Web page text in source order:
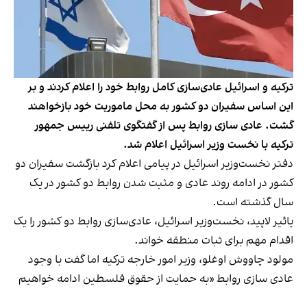
ترکیه و اسرائیل عادی‌سازی کامل روابط خود را اعلام کردند و بر
این اساس سفیران دو کشور به محل ماموریت خود بازخواهند
گشت. عادی سازی روابط پس از گفتگوی تلفنی رییس جمهور
ترکیه با نخست وزیر اسرائیل اعلام شد.
دفتر نخست‌وزیر اسرائیل در پیامی اعلام کرد بازگشت سفیران دو
کشور در ادامه روند عادی و مثبت شدن روابط دو کشور در یک
سال گذشته است.
یائیر لاپید، نخست‌وزیر اسرائیل، عادی‌سازی روابط دو کشور را یک
اقدام مهم برای ثبات منطقه خواند.
مولود چاووش اوغلو، وزیر امور خارجه ترکیه اما گفت با وجود
عادی سازی روابط «به حمایت از حقوق فلسطین ادامه خواهیم